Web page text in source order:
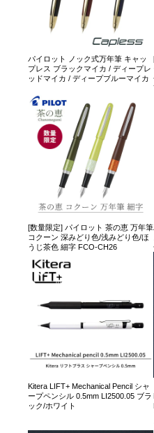
パイロット ノック式万年筆 キャッ
プレス ブラックマイカ / ディープレ
ッドマイカ / ディープブルーマイカ
[数量限定] パイロット 茶の恵 万年筆
コクーン 深みどり色/浅みどり色/ほ
うじ茶色 細字 FCO-CH26
Kitera LIFT+ Mechanical Pencil シャ
ープペンシル 0.5mm LI2500.05 ブラ
ック/ホワイト